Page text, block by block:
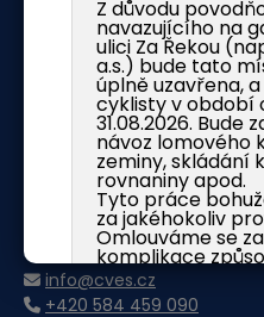
O nás
Obec Česká Ves
Jánského 341
79081 Česká Ves
IČ: 00636037
DIČ: CZ00636037
ISDS: dy5aqbf
info@cves.cz
+420 584 459 090
Z důvodu
navazujícího na
ulici Za Řekou
a.s.) bude tato
úplně uzavřena,
cyklisty v období
31.08.2026. Bude
návoz lomového
zeminy, skládání
rovnaniny apod.
Tyto práce
za jakéhokoliv
Omlouváme se
komplikace
Obec Česká Ves